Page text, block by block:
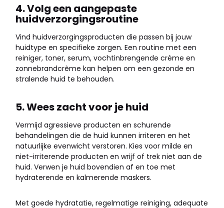
4. Volg een aangepaste
huidverzorgingsroutine
Vind huidverzorgingsproducten die passen bij jouw
huidtype en specifieke zorgen. Een routine met een
reiniger, toner, serum, vochtinbrengende crème en
zonnebrandcrème kan helpen om een gezonde en
stralende huid te behouden.
5. Wees zacht voor je huid
Vermijd agressieve producten en schurende
behandelingen die de huid kunnen irriteren en het
natuurlijke evenwicht verstoren. Kies voor milde en
niet-irriterende producten en wrijf of trek niet aan de
huid. Verwen je huid bovendien af en toe met
hydraterende en kalmerende maskers.
Met goede hydratatie, regelmatige reiniging, adequate